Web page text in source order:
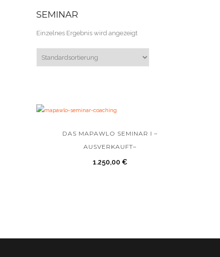
SEMINAR
Einzelnes Ergebnis wird angezeigt
DAS MAPAWLO SEMINAR I –
AUSVERKAUFT–
1.250,00 €